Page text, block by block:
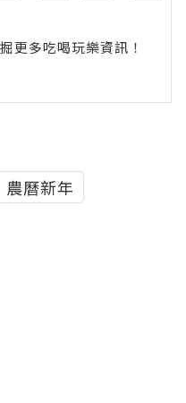
更多吃喝玩樂資訊！
農曆新年